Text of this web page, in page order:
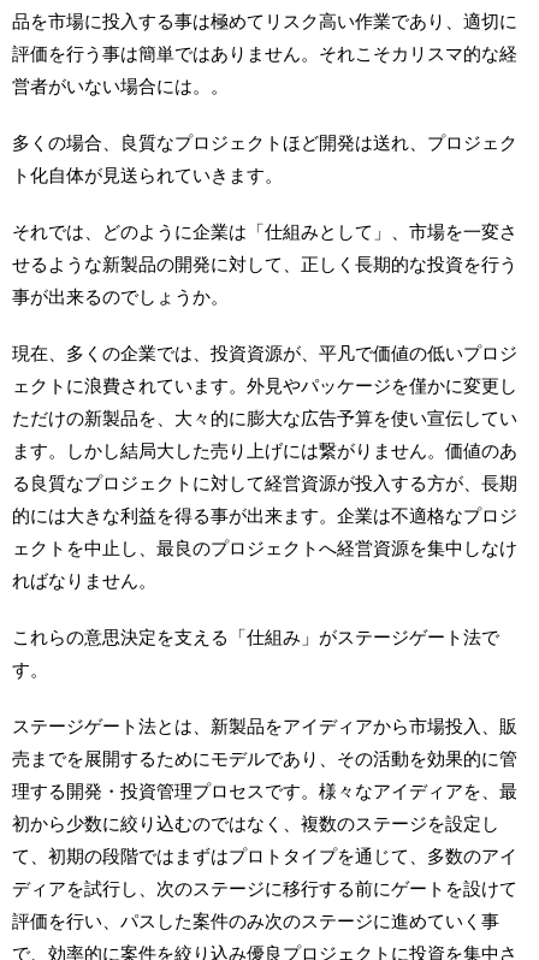
品を市場に投入する事は極めてリスク高い作業であり、適切に
評価を行う事は簡単ではありません。それこそカリスマ的な経
営者がいない場合には。。
多くの場合、良質なプロジェクトほど開発は送れ、プロジェク
ト化自体が見送られていきます。
それでは、どのように企業は「仕組みとして」、市場を一変さ
せるような新製品の開発に対して、正しく長期的な投資を行う
事が出来るのでしょうか。
現在、多くの企業では、投資資源が、平凡で価値の低いプロジ
ェクトに浪費されています。外見やパッケージを僅かに変更し
ただけの新製品を、大々的に膨大な広告予算を使い宣伝してい
ます。しかし結局大した売り上げには繋がりません。価値のあ
る良質なプロジェクトに対して経営資源が投入する方が、長期
的には大きな利益を得る事が出来ます。企業は不適格なプロジ
ェクトを中止し、最良のプロジェクトへ経営資源を集中しなけ
ればなりません。
これらの意思決定を支える「仕組み」がステージゲート法で
す。
ステージゲート法とは、新製品をアイディアから市場投入、販
売までを展開するためにモデルであり、その活動を効果的に管
理する開発・投資管理プロセスです。様々なアイディアを、最
初から少数に絞り込むのではなく、複数のステージを設定し
て、初期の段階ではまずはプロトタイプを通じて、多数のアイ
ディアを試行し、次のステージに移行する前にゲートを設けて
評価を行い、パスした案件のみ次のステージに進めていく事
で、効率的に案件を絞り込み優良プロジェクトに投資を集中さ